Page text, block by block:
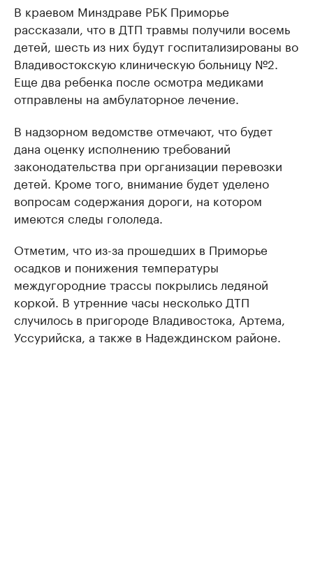
В краевом Минздраве РБК Приморье
рассказали, что в ДТП травмы получили восемь
детей, шесть из них будут госпитализированы во
Владивостокскую клиническую больницу №2.
Еще два ребенка после осмотра медиками
отправлены на амбулаторное лечение.
В надзорном ведомстве отмечают, что будет
дана оценку исполнению требований
законодательства при организации перевозки
детей. Кроме того, внимание будет уделено
вопросам содержания дороги, на котором
имеются следы гололеда.
Отметим, что из-за прошедших в Приморье
осадков и понижения температуры
междугородние трассы покрылись ледяной
коркой. В утренние часы несколько ДТП
случилось в пригороде Владивостока, Артема,
Уссурийска, а также в Надеждинском районе.